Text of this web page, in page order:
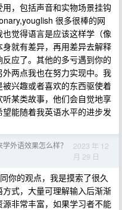
，包括声音和实物场景挂钩
很多很棒的网
觉得语言是应该这样学（像
就有差异，再用差异去解释
应了。其他的多亏遇到你的
两点我也在努力实现中。我
兴趣或者喜欢的东西驱使着
某类故事，他们会自觉地享
能随着我英语水平的进步发
外语效果怎么样？
2023 年 12
月 29 日
你的观点，我是摸索了很久
式，大量可理解输入后渐渐
非常丰富，如果学习者不能